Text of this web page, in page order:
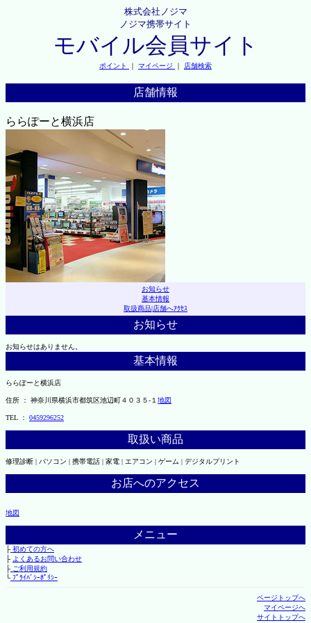
株式会社ノジマ
ノジマ携帯サイト
モバイル会員サイト
ポイント ｜ マイページ ｜ 店舗検索
店舗情報
ららぽーと横浜店
お知らせ
基本情報
取扱商品|店舗へｱｸｾｽ
お知らせ
お知らせはありません。
基本情報
ららぽーと横浜店
住所 ： 神奈川県横浜市都筑区池辺町４０３５-１ 地図
TEL ： 0459296252
取扱い商品
修理診断 | パソコン | 携帯電話 | 家電 | エアコン | ゲーム | デジタルプリント
お店へのアクセス
地図
メニュー
├初めての方へ
├ よくあるお問い合わせ
├ご利用規約
└ﾌﾟﾗｲﾊﾞｼｰﾎﾟﾘｼｰ
ページトップへ
マイページへ
サイトトップへ